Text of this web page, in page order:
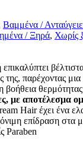
Βαμμένα /
/ Ξηρά, Χωρίς
βέλτιστα
παρέχοντας
βοήθεια
με αποτέλεσμα
Hair έχει ένα
επίδραση στα
Paraben